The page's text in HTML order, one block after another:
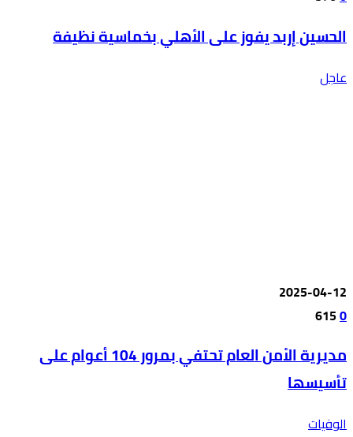
الحسين إربد يفوز على الأهلي بخماسية نظيفة
عاجل
2025-04-12
0
615
مديرية الأمن العام تحتفي بمرور 104 أعوام على
تأسيسها
الوفيات